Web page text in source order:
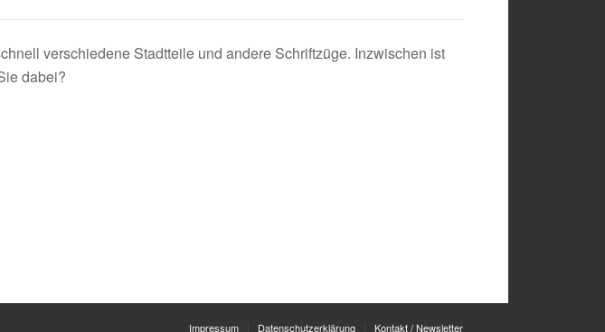
verschiedene Stadtteile und andere Schriftzüge. Inzwischen ist
dabei?
Impressum Datenschutzerklärung Kontakt / Newsletter